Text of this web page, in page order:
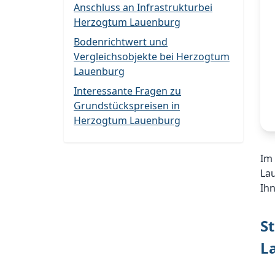
Anschluss an Infrastrukturbei
Herzogtum Lauenburg
Bodenrichtwert und
Vergleichsobjekte bei Herzogtum
Lauenburg
Interessante Fragen zu
Grundstückspreisen in
Herzogtum Lauenburg
Im